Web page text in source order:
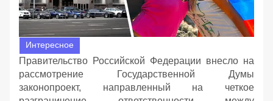
Интересное
Правительство Российской Федерации внесло на
рассмотрение Государственной Думы
законопроект, направленный на четкое